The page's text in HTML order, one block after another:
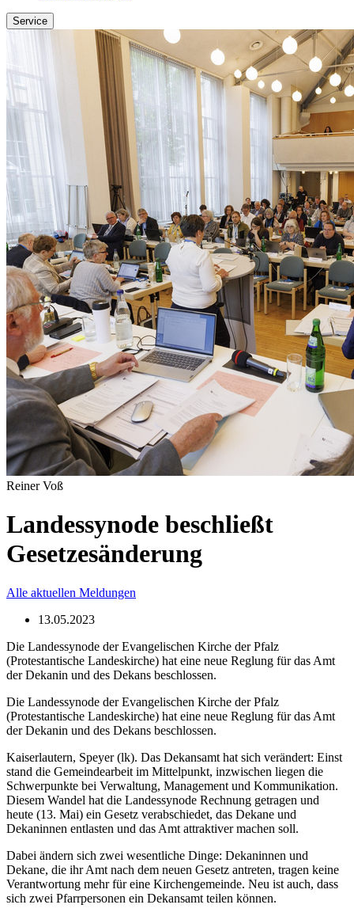
Service
Reiner Voß
Landessynode beschließt
Gesetzesänderung
Alle aktuellen Meldungen
13.05.2023
Die Landessynode der Evangelischen Kirche der Pfalz
(Protestantische Landeskirche) hat eine neue Reglung für das Amt
der Dekanin und des Dekans beschlossen.
Die Landessynode der Evangelischen Kirche der Pfalz
(Protestantische Landeskirche) hat eine neue Reglung für das Amt
der Dekanin und des Dekans beschlossen.
Kaiserlautern, Speyer (lk). Das Dekansamt hat sich verändert: Einst
stand die Gemeindearbeit im Mittelpunkt, inzwischen liegen die
Schwerpunkte bei Verwaltung, Management und Kommunikation.
Diesem Wandel hat die Landessynode Rechnung getragen und
heute (13. Mai) ein Gesetz verabschiedet, das Dekane und
Dekaninnen entlasten und das Amt attraktiver machen soll.
Dabei ändern sich zwei wesentliche Dinge: Dekaninnen und
Dekane, die ihr Amt nach dem neuen Gesetz antreten, tragen keine
Verantwortung mehr für eine Kirchengemeinde. Neu ist auch, dass
sich zwei Pfarrpersonen ein Dekansamt teilen können.